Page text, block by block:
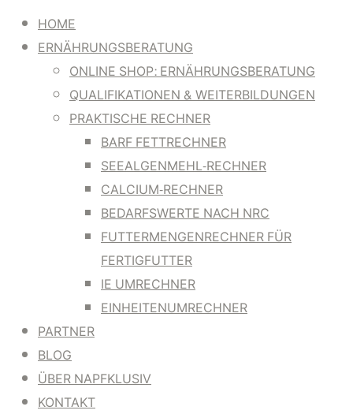
HOME
ERNÄHRUNGSBERATUNG
ONLINE SHOP: ERNÄHRUNGSBERATUNG
QUALIFIKATIONEN & WEITERBILDUNGEN
PRAKTISCHE RECHNER
BARF FETTRECHNER
SEEALGENMEHL-RECHNER
CALCIUM-RECHNER
BEDARFSWERTE NACH NRC
FUTTERMENGENRECHNER FÜR
FERTIGFUTTER
IE UMRECHNER
EINHEITENUMRECHNER
PARTNER
BLOG
ÜBER NAPFKLUSIV
KONTAKT